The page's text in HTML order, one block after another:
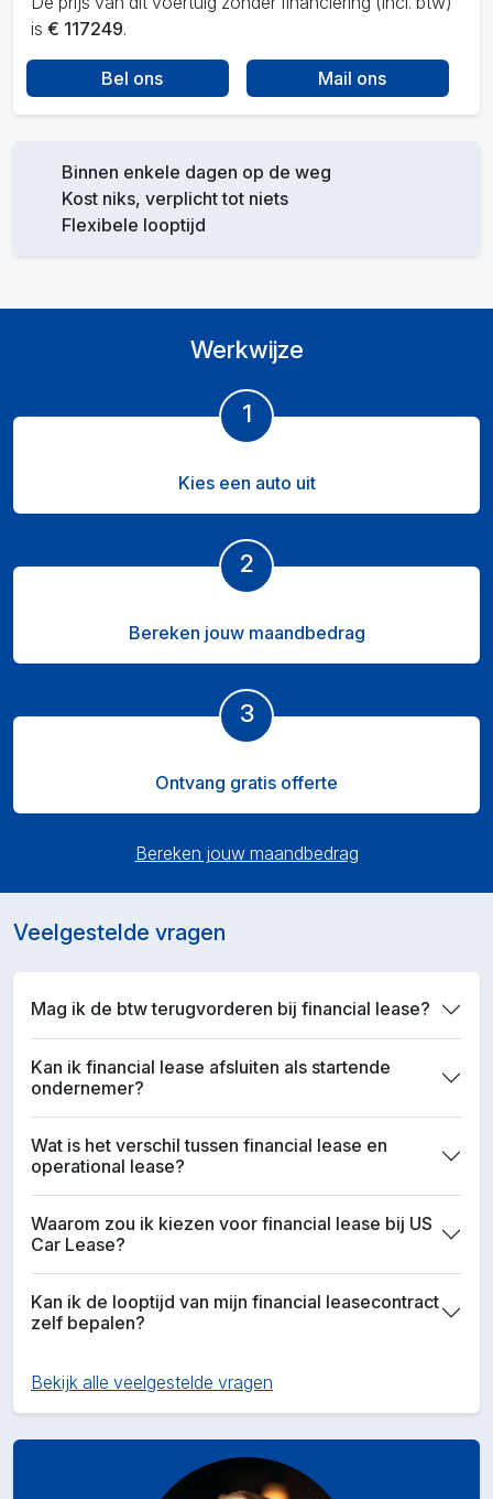
is € 117249.
Bel ons Mail ons
Binnen enkele dagen op de weg
Kost niks, verplicht tot niets
Flexibele looptijd
Werkwijze
1
Kies een auto uit
2
Bereken jouw maandbedrag
3
Ontvang gratis offerte
Bereken jouw maandbedrag
Veelgestelde vragen
Mag ik de btw terugvorderen bij financial lease?
Kan ik financial lease afsluiten als startende
ondernemer?
Wat is het verschil tussen financial lease en
operational lease?
Waarom zou ik kiezen voor financial lease bij US
Car Lease?
Kan ik de looptijd van mijn financial leasecontract
zelf bepalen?
Bekijk alle veelgestelde vragen